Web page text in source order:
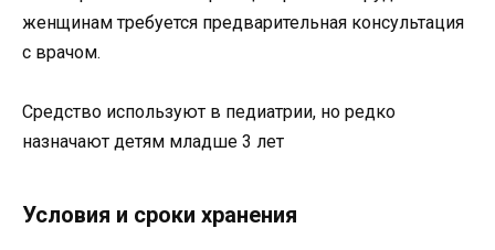
женщинам требуется предварительная консультация
с врачом.
Средство используют в педиатрии, но редко
назначают детям младше 3 лет
Условия и сроки хранения